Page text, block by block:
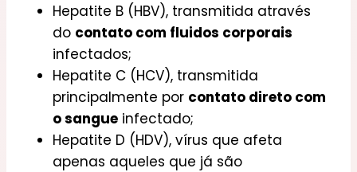
Hepatite B (HBV), transmitida através
do contato com fluidos corporais
infectados;
Hepatite C (HCV), transmitida
principalmente por contato direto com
o sangue infectado;
Hepatite D (HDV), vírus que afeta
apenas aqueles que já são